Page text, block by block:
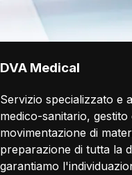
DVA Medical
Servizio specializzato e
medico-sanitario,
movimentazione di
preparazione di tutta la
garantiamo